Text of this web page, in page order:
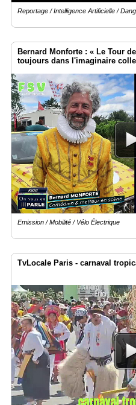
Reportage / Intelligence Artificielle /
Bernard Monforte : « Le Tour
toujours dans l'imaginaire
Emission / Mobilité / Vélo Électrique
TvLocale Paris - carnaval